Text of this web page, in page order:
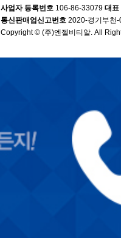
사업자 등록번호 106-86-33079 대표
통신판매업신고번호 2020-경기부천
Copyright © (주)엔젤비티알. All